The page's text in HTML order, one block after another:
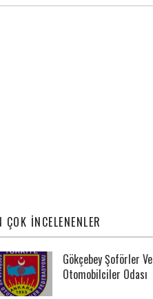
ÇOK İNCELENENLER
Gökçebey Şoförler Ve
Otomobilciler Odası